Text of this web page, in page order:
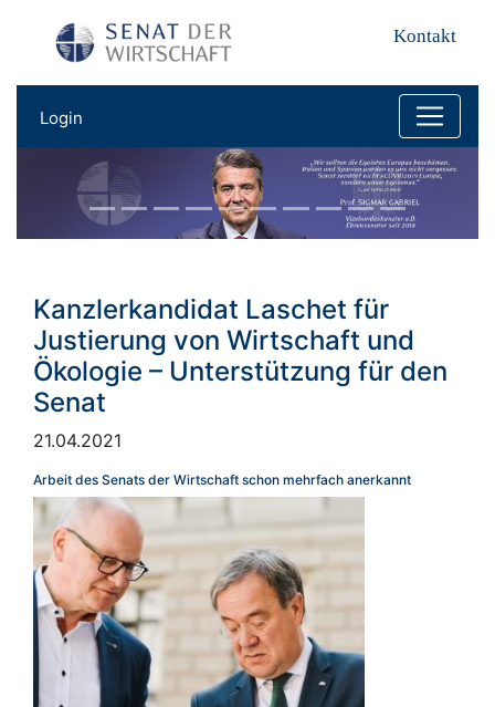
Kontakt
Login
Kanzlerkandidat Laschet für
Justierung von Wirtschaft und
Ökologie – Unterstützung für den
Senat
21.04.2021
Arbeit des Senats der Wirtschaft schon mehrfach anerkannt